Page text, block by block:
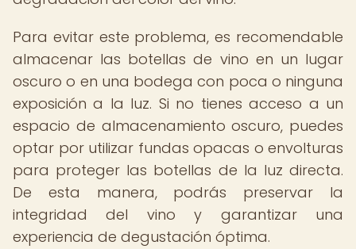
Para evitar este problema, es recomendable
almacenar las botellas de vino en un lugar
oscuro o en una bodega con poca o ninguna
exposición a la luz. Si no tienes acceso a un
espacio de almacenamiento oscuro, puedes
optar por utilizar fundas opacas o envolturas
para proteger las botellas de la luz directa.
De esta manera, podrás preservar la
integridad del vino y garantizar una
experiencia de degustación óptima.